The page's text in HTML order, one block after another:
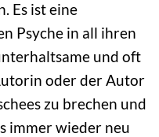
Es ist eine
Psyche in all ihren
und oft
oder der Autor
zu brechen und
immer wieder neu